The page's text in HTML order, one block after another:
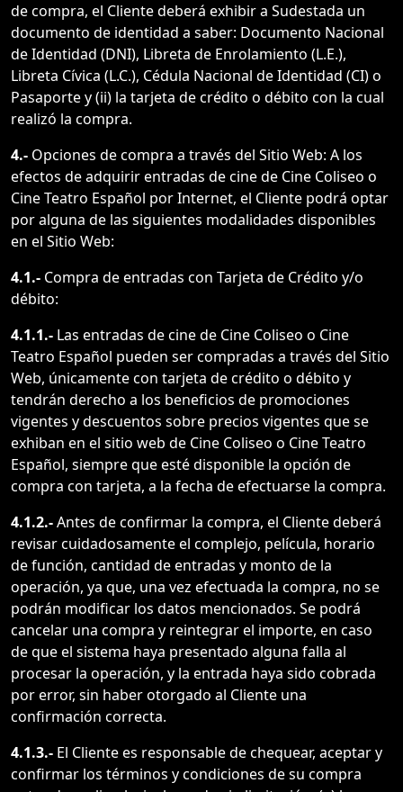
de compra, el Cliente deberá exhibir a Sudestada un
documento de identidad a saber: Documento Nacional
de Identidad (DNI), Libreta de Enrolamiento (L.E.),
Libreta Cívica (L.C.), Cédula Nacional de Identidad (CI) o
Pasaporte y (ii) la tarjeta de crédito o débito con la cual
realizó la compra.
4.- Opciones de compra a través del Sitio Web: A los
efectos de adquirir entradas de cine de Cine Coliseo o
Cine Teatro Español por Internet, el Cliente podrá optar
por alguna de las siguientes modalidades disponibles
en el Sitio Web:
4.1.- Compra de entradas con Tarjeta de Crédito y/o
débito:
4.1.1.- Las entradas de cine de Cine Coliseo o Cine
Teatro Español pueden ser compradas a través del Sitio
Web, únicamente con tarjeta de crédito o débito y
tendrán derecho a los beneficios de promociones
vigentes y descuentos sobre precios vigentes que se
exhiban en el sitio web de Cine Coliseo o Cine Teatro
Español, siempre que esté disponible la opción de
compra con tarjeta, a la fecha de efectuarse la compra.
4.1.2.-Antes de confirmar la compra, el Cliente deberá
revisar cuidadosamente el complejo, película, horario
de función, cantidad de entradas y monto de la
operación, ya que, una vez efectuada la compra, no se
podrán modificar los datos mencionados. Se podrá
cancelar una compra y reintegrar el importe, en caso
de que el sistema haya presentado alguna falla al
procesar la operación, y la entrada haya sido cobrada
por error, sin haber otorgado al Cliente una
confirmación correcta.
4.1.3.- El Cliente es responsable de chequear, aceptar y
confirmar los términos y condiciones de su compra